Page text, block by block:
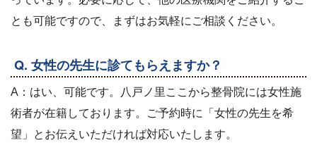
とも可能ですので、まずはお気軽にご相談ください。
Q. 女性の先生に診てもらえますか？
A：はい、可能です。八戸ノ里ここから整骨院には女性施
術者が在籍しております。ご予約時に「女性の先生を希
望」とお伝えいただければ対応いたします。